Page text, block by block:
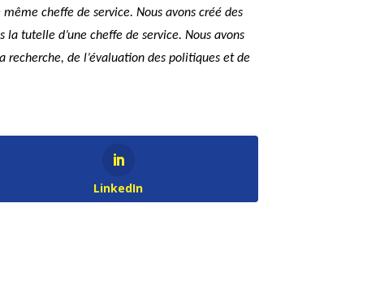
cheffe de service. Nous avons créé des
tutelle d’une cheffe de service. Nous avons
recherche, de l’évaluation des politiques et de
LinkedIn